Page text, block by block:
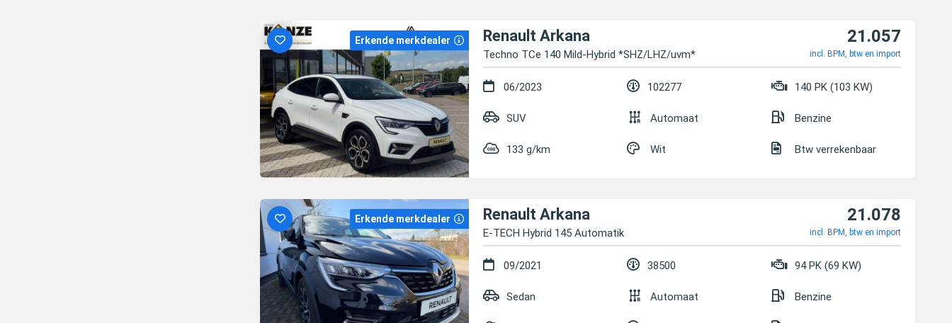
Erkende merkdealer Renault Arkana
Techno TCe 140 Mild-Hybrid *SHZ/LHZ/uvm*
21.057
incl. BPM, btw en import
06/2023 102277 140 PK (103 KW)
SUV Automaat Benzine
133 g/km Wit Btw verrekenbaar
Erkende merkdealer Renault Arkana
E-TECH Hybrid 145 Automatik
21.078
incl. BPM, btw en import
09/2021 38500 94 PK (69 KW)
Sedan Automaat Benzine